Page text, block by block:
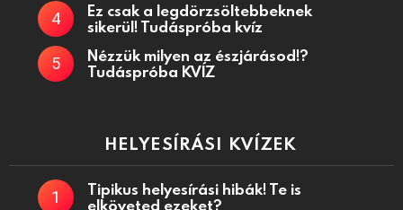
Ez csak a legdörzsöltebbeknek
sikerül! Tudáspróba kvíz
Nézzük milyen az észjárásod!?
Tudáspróba KVÍZ
HELYESÍRÁSI KVÍZEK
Tipikus helyesírási hibák! Te is
elköveted ezeket?